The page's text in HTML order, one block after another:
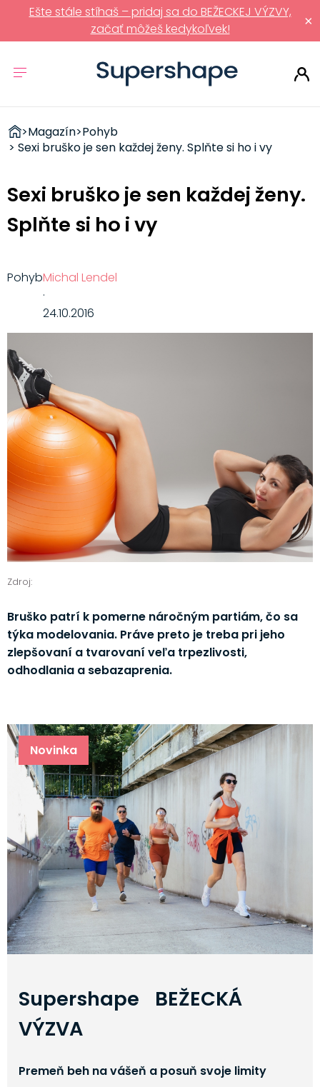
×
Ešte stále stíhaš – pridaj sa do BEŽECKEJ VÝZVY,
začať môžeš kedykoľvek!
ZDRAVÉ
RÝCHLOVKY
>Magazín>Pohyb
> Sexi bruško je sen každej ženy. Splňte si ho i vy
Sexi bruško je sen každej ženy.
Splňte si ho i vy
Zdroj:
Bruško patrí k pomerne náročným partiám, čo sa
týka modelovania. Práve preto je treba pri jeho
zlepšovaní a tvarovaní veľa trpezlivosti,
odhodlania a sebazaprenia.
Novinka
Supershape BEŽECKÁ
VÝZVA
Premeň beh na vášeň a posuň svoje limity
PohybMichal Lendel
·
24.10.2016